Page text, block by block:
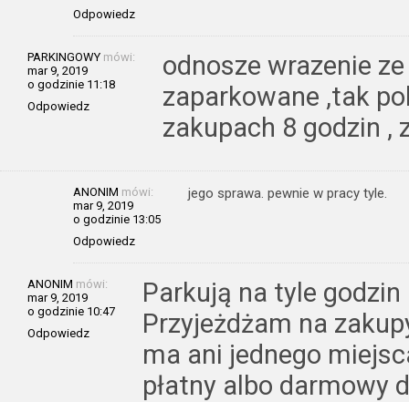
Odpowiedz
PARKINGOWY mówi:
mar 9, 2019
o godzinie 11:18
Odpowiedz
odnosze wrazenie
zaparkowane ,tak
zakupach 8 godzin ,
ANONIM mówi:
mar 9, 2019
o godzinie 13:05
Odpowiedz
jego sprawa. pewnie w pracy tyle.
ANONIM mówi:
mar 9, 2019
o godzinie 10:47
Odpowiedz
Parkują na tyle
Przyjeżdżam na
ma ani jednego
płatny albo darmowy